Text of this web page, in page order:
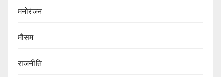
मनोरंजन
मौसम
राजनीति